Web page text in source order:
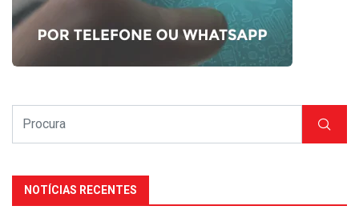
NOTÍCIAS RECENTES